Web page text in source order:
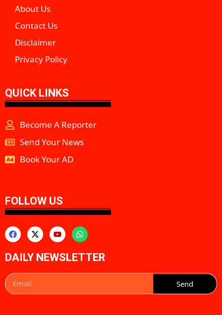
About Us
Contact Us
Disclaimer
Privacy Policy
QUICK LINKS
Become A Reporter
Send Your News
Book Your AD
FOLLOW US
DAILY NEWSLETTER
Send